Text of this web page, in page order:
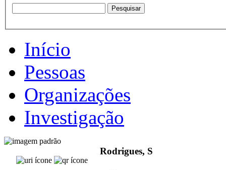
Início
Pessoas
Organizações
Investigação
Rodrigues, S